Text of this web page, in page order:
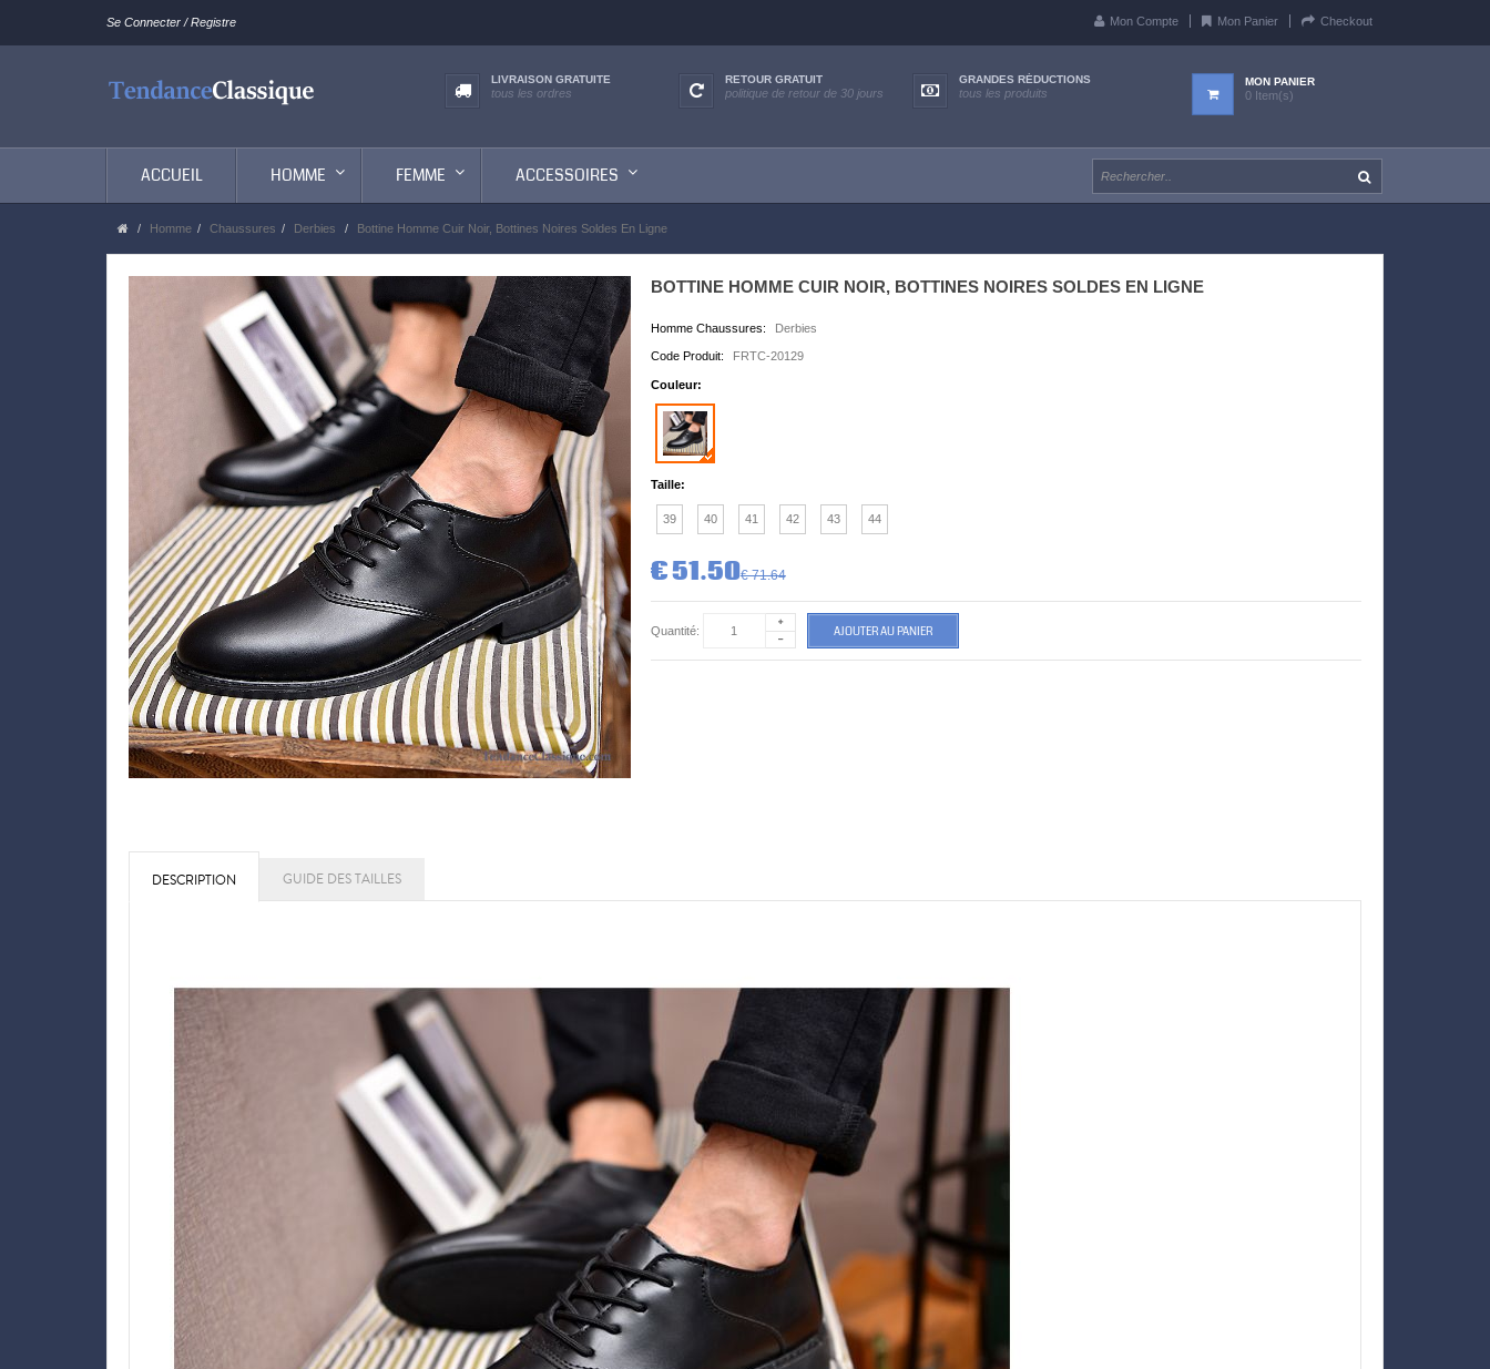
Se Connecter / Registre Mon Compte Mon Panier Checkout
LIVRAISON GRATUITE
tous les ordres
RETOUR GRATUIT
politique de retour de 30 jours
GRANDES RÉDUCTIONS
tous les produits
MON PANIER
0 Item(s)
ACCUEIL HOMME FEMME ACCESSOIRES
Homme Chaussures Derbies Bottine Homme Cuir Noir, Bottines Noires Soldes En Ligne
BOTTINE HOMME CUIR NOIR, BOTTINES NOIRES SOLDES EN LIGNE
Homme Chaussures: Derbies
Code Produit: FRTC-20129
Couleur:
Taille:
39 40 41 42 43 44
€ 51.50€ 71.64
Quantité: AJOUTER AU PANIER
DESCRIPTION GUIDE DES TAILLES